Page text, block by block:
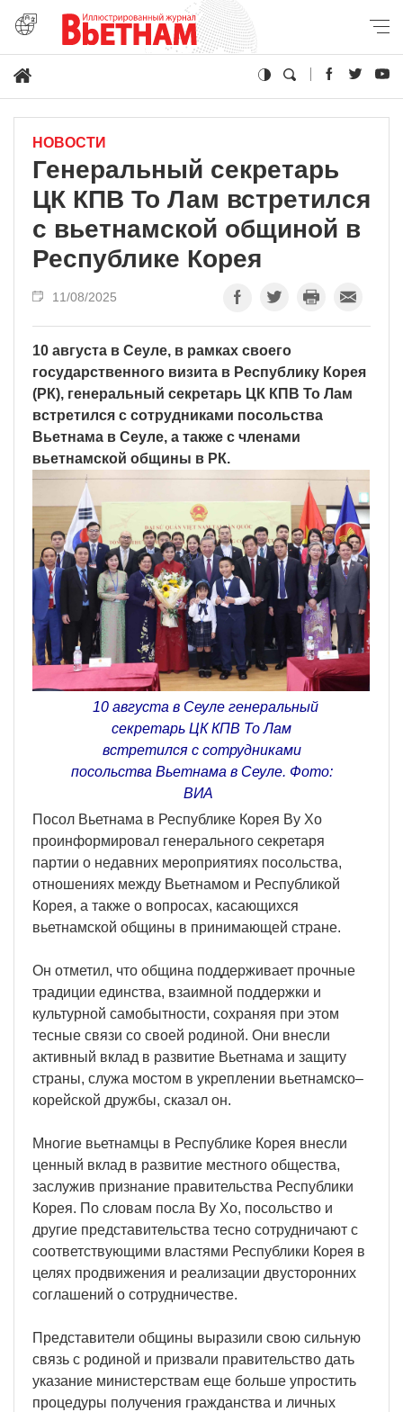
НОВОСТИ
Генеральный секретарь
ЦК КПВ То Лам встретился
с вьетнамской общиной в
Республике Корея
11/08/2025
10 августа в Сеуле, в рамках своего
государственного визита в Республику Корея
(РК), генеральный секретарь ЦК КПВ То Лам
встретился с сотрудниками посольства
Вьетнама в Сеуле, а также с членами
вьетнамской общины в РК.
10 августа в Сеуле генеральный
секретарь ЦК КПВ То Лам
встретился с сотрудниками
посольства Вьетнама в Сеуле. Фото:
ВИА
Посол Вьетнама в Республике Корея Ву Хо
проинформировал генерального секретаря
партии о недавних мероприятиях посольства,
отношениях между Вьетнамом и Республикой
Корея, а также о вопросах, касающихся
вьетнамской общины в принимающей стране.
Он отметил, что община поддерживает прочные
традиции единства, взаимной поддержки и
культурной самобытности, сохраняя при этом
тесные связи со своей родиной. Они внесли
активный вклад в развитие Вьетнама и защиту
страны, служа мостом в укреплении вьетнамско–
корейской дружбы, сказал он.
Многие вьетнамцы в Республике Корея внесли
ценный вклад в развитие местного общества,
заслужив признание правительства Республики
Корея. По словам посла Ву Хо, посольство и
другие представительства тесно сотрудничают с
соответствующими властями Республики Корея в
целях продвижения и реализации двусторонних
соглашений о сотрудничестве.
Представители общины выразили свою сильную
связь с родиной и призвали правительство дать
указание министерствам еще больше упростить
процедуры получения гражданства и личных